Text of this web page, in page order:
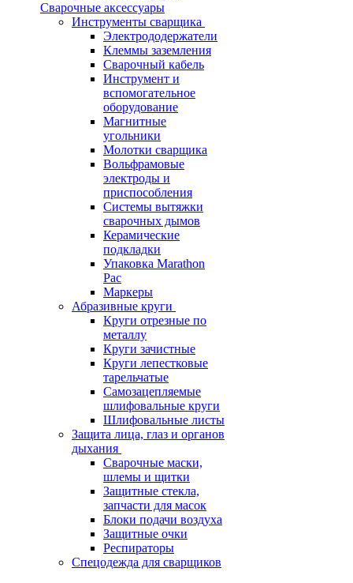
Сварочные аксессуары
Инструменты сварщика
Электрододержатели
Клеммы заземления
Сварочный кабель
Инструмент и
вспомогательное
оборудование
Магнитные
угольники
Молотки сварщика
Вольфрамовые
электроды и
приспособления
Системы вытяжки
сварочных дымов
Керамические
подкладки
Упаковка Marathon
Pac
Маркеры
Абразивные круги
Круги отрезные по
металлу
Круги зачистные
Круги лепестковые
тарельчатые
Самозацепляемые
шлифовальные круги
Шлифовальные листы
Защита лица, глаз и органов
дыхания
Сварочные маски,
шлемы и щитки
Защитные стекла,
запчасти для масок
Блоки подачи воздуха
Защитные очки
Респираторы
Спецодежда для сварщиков